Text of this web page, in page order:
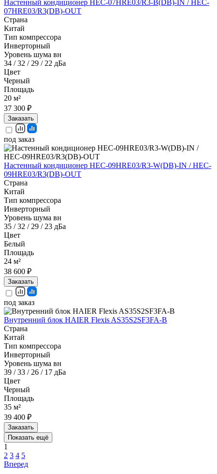
Настенный кондиционер HEC-07HRE03/R3-B(DB)-IN / HEC-
07HRE03/R3(DB)-OUT
Страна
Китай
Тип компрессора
Инверторный
Уровень шума вн
34 / 32 / 29 / 22 дБа
Цвет
Черный
Площадь
20 м²
37 300 ₽
Заказать
под заказ
Настенный кондиционер HEC-09HRE03/R3-W(DB)-IN / HEC-
09HRE03/R3(DB)-OUT
Страна
Китай
Тип компрессора
Инверторный
Уровень шума вн
35 / 32 / 29 / 23 дБа
Цвет
Белый
Площадь
24 м²
38 600 ₽
Заказать
под заказ
Внутренний блок HAIER Flexis AS35S2SF3FA-B
Страна
Китай
Тип компрессора
Инверторный
Уровень шума вн
39 / 33 / 26 / 17 дБа
Цвет
Черный
Площадь
35 м²
39 400 ₽
Заказать
Показать ещё
1
2 3 4 5
Вперед